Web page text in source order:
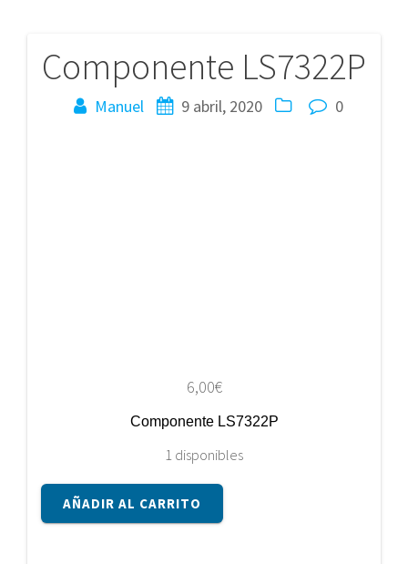
Componente LS7322P
Manuel 9 abril, 2020 0
6,00€
Componente LS7322P
1 disponibles
Componente
LS7322P
AÑADIR AL CARRITO
Navegación